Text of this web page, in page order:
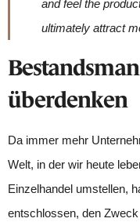
and feel the
ultimately attract
überdenken
Da immer mehr
Welt, in der wir heute
Einzelhandel umstellen,
entschlossen, den